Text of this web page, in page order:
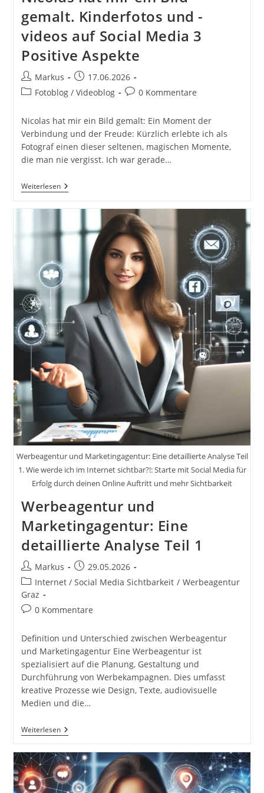
Sichtbarkeit
gemalt. Kinderfotos und -
videos auf Social Media 3
Positive Aspekte
Beitrags-
Autor:
Markus
Beitrag
veröffentlicht:
17.06.2026
Beitrags-
Fotoblog / Videoblog
Beitrags-
0 Kommentare
Nicolas hat mir ein Bild gemalt: Ein Moment der
Verbindung und der Freude: Kürzlich erlebte ich als
Fotograf einen dieser seltenen, magischen Momente,
die man nie vergisst. Ich war gerade…
WeiterlesenNicolas
Hat
Gemalt.
Kinderfotos
-
Videos
Auf
Social
Media
Positive
Aspekte
Werbeagentur und Marketingagentur: Eine detaillierte Analyse Teil
1. Wie werde ich im Internet sichtbar?!: Starte mit Social Media für
Erfolg durch deinen Online Auftritt und mehr Sichtbarkeit
Werbeagentur und
Marketingagentur: Eine
detaillierte Analyse Teil 1
Beitrags-
Autor:
Markus
Beitrag
veröffentlicht:
29.05.2026
Beitrags-
Kategorie:
Internet / Social Media Sichtbarkeit / Werbeagentur
Graz
Beitrags-
0 Kommentare
Definition und Unterschied zwischen Werbeagentur
und Marketingagentur Eine Werbeagentur ist
spezialisiert auf die Planung, Gestaltung und
Durchführung von Werbekampagnen. Dies umfasst
kreative Prozesse wie Design, Texte, audiovisuelle
Medien und die…
WeiterlesenWerbeagentur
Und
Eine
Detaillierte
Analyse
Teil